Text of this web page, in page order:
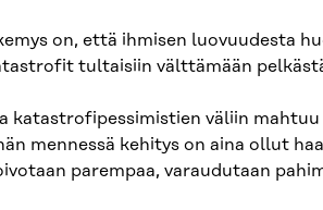
on, että ihmisen luovuudesta
tultaisiin välttämään
katastrofipessimistien väliin
mennessä kehitys on aina ollut
parempaa, varaudutaan